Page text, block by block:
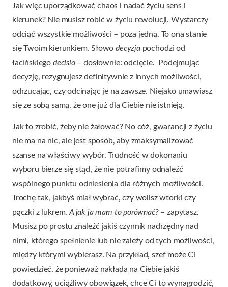
Jak więc uporządkować chaos i nadać życiu sens i
kierunek? Nie musisz robić w życiu rewolucji. Wystarczy
odciąć wszystkie możliwości – poza jedną. To ona stanie
się Twoim kierunkiem. Słowodecyzja pochodzi od
łacińskiego decisio– dosłownie: odcięcie. Podejmując
decyzję, rezygnujesz definitywnie z innych możliwości,
odrzucając, czy odcinając je na zawsze. Niejako umawiasz
się ze sobą samą, że one już dla Ciebie nie istnieją.
Jak to zrobić, żeby nie żałować? No cóż, gwarancji z życiu
nie ma na nic, ale jest sposób, aby zmaksymalizować
szanse na właściwy wybór. Trudność w dokonaniu
wyboru bierze się stąd, że nie potrafimy odnaleźć
wspólnego punktu odniesienia dla różnych możliwości.
Trochę tak, jakbyś miał wybrać, czy wolisz wtorki czy
pączki z lukrem.A jak ja mam to porównać?– zapytasz.
Musisz po prostu znaleźć jakiś czynnik nadrzędny nad
nimi, którego spełnienie lub nie zależy od tych możliwości,
między którymi wybierasz. Na przykład, szef może Ci
powiedzieć, że ponieważ nakłada na Ciebie jakiś
dodatkowy, uciążliwy obowiązek, chce Ci to wynagrodzić,